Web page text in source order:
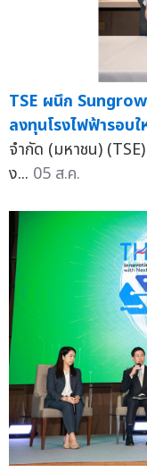
TSE ผนึก
ลงทุนโรงไฟฟ้ารอบ
จำกัด (มหาชน)
ง... 05 ส.ค.